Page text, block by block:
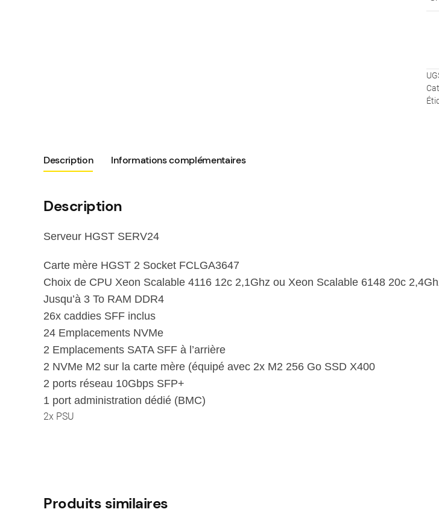
-
Description Informations complémentaires
Description
Serveur HGST SERV24
Carte mère HGST 2 Socket FCLGA3647
Choix de CPU Xeon Scalable 4116 12c 2,1Ghz ou Xeon Scalable 6148 20c
Jusqu’à 3 To RAM DDR4
26x caddies SFF inclus
24 Emplacements NVMe
2 Emplacements SATA SFF à l’arrière
2 NVMe M2 sur la carte mère (équipé avec 2x M2 256 Go SSD X400
2 ports réseau 10Gbps SFP+
1 port administration dédié (BMC)
2x PSU
Produits similaires